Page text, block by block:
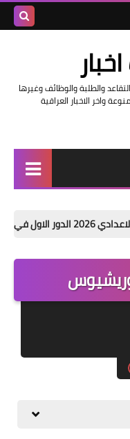
والطلبة والوظائف وغيرها
واخر الاخبار العراقية
وزارة التربية والتعليم
العراق والعالم
وزارة العمل وهيئة